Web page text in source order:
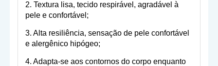
2. Textura lisa, tecido respirável, agradável à
pele e confortável;
3. Alta resiliência, sensação de pele confortável
e alergênico hipógeo;
4. Adapta-se aos contornos do corpo enquanto